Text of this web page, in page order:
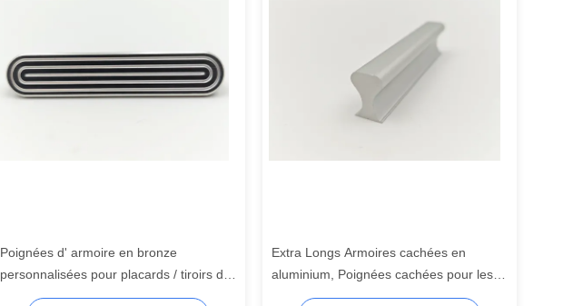
Poignées d' armoire en bronze
personnalisées pour placards / tiroirs de
cuisine
Extra Longs Armoires cachées en
aluminium, Poignées cachées pour les
armoires de cuisine